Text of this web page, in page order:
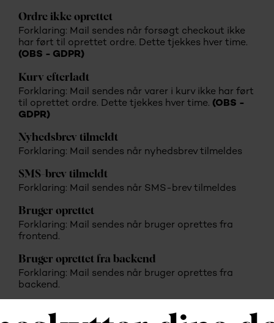
Ordre ikke oprettet
Forklaring: Mail sendes når forsøgt checkout ikke
har ført til oprettet ordre. Dette tjekkes hver time.
(OBS - GDPR)
Kurv efterladt
Forklaring: Mail sendes når varer i kurv ikke har ført
til oprettet ordre. Dette tjekkes hver time. (OBS -
GDPR)
Nyhedsbrev tilmeldt
Forklaring: Mail sendes når nyhedsbrev tilmeldes
SMS-brev tilmeldt
Forklaring: Mail sendes når SMS-brev tilmeldes
Bruger oprettet
Forklaring: Mail sendes når bruger oprettes fra
frontend.
Bruger oprettet fra backend
Forklaring: Mail sendes når bruger oprettes fra
backend.